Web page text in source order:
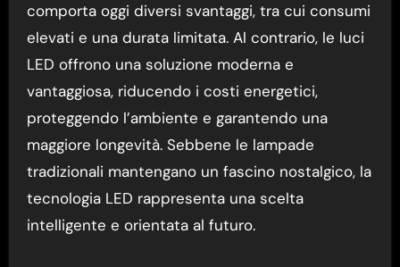
comporta oggi diversi svantaggi, tra cui consumi
elevati e una durata limitata. Al contrario, le luci
LED offrono una soluzione moderna e
vantaggiosa, riducendo i costi energetici,
proteggendo l’ambiente e garantendo una
maggiore longevità. Sebbene le lampade
tradizionali mantengano un fascino nostalgico, la
tecnologia LED rappresenta una scelta
intelligente e orientata al futuro.